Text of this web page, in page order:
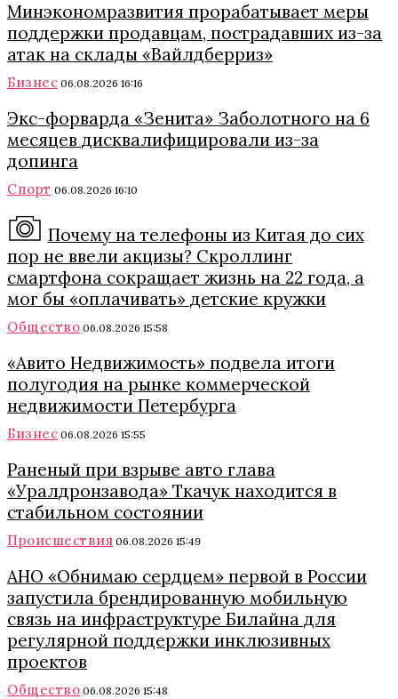
Минэкономразвития прорабатывает меры
поддержки продавцам, пострадавших из-за
атак на склады «Вайлдберриз»
Бизнес 06.08.2026 16:16
Экс-форварда «Зенита» Заболотного на 6
месяцев дисквалифицировали из-за
допинга
Спорт 06.08.2026 16:10
Почему на телефоны из Китая до сих
пор не ввели акцизы? Скроллинг
смартфона сокращает жизнь на 22 года, а
мог бы «оплачивать» детские кружки
Общество 06.08.2026 15:58
«Авито Недвижимость» подвела итоги
полугодия на рынке коммерческой
недвижимости Петербурга
Бизнес 06.08.2026 15:55
Раненый при взрыве авто глава
«Уралдронзавода» Ткачук находится в
стабильном состоянии
Происшествия 06.08.2026 15:49
АНО «Обнимаю сердцем» первой в России
запустила брендированную мобильную
связь на инфраструктуре Билайна для
регулярной поддержки инклюзивных
проектов
Общество 06.08.2026 15:48